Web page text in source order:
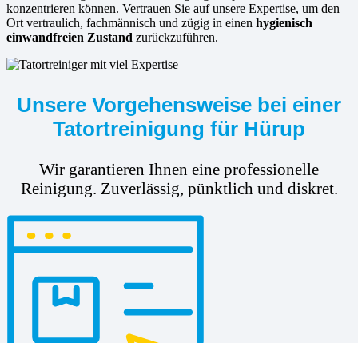
konzentrieren können. Vertrauen Sie auf unsere Expertise, um den
Ort vertraulich, fachmännisch und zügig in einen hygienisch
einwandfreien Zustand zurückzuführen.
Unsere Vorgehensweise bei einer
Tatortreinigung für Hürup
Wir garantieren Ihnen eine professionelle
Reinigung. Zuverlässig, pünktlich und diskret.